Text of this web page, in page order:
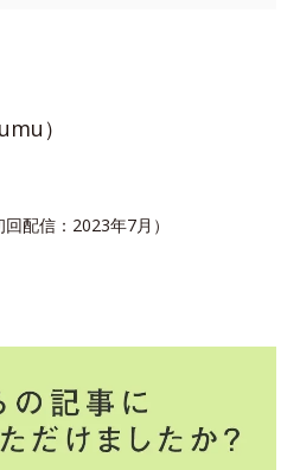
）
配信：2023年7月）